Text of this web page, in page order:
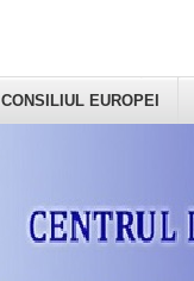
CONSILIUL EUROPEI